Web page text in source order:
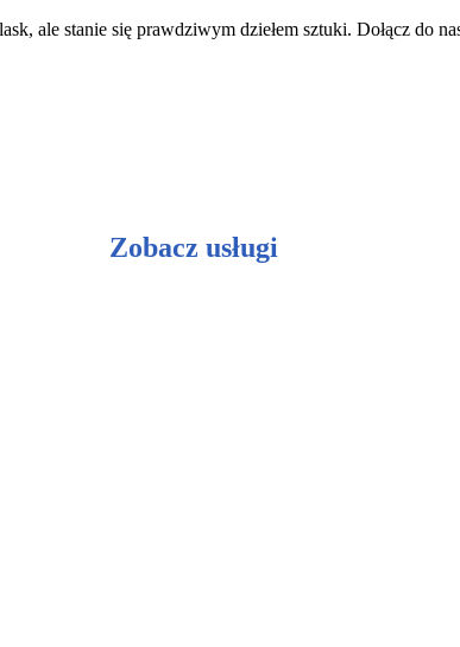
ale stanie się prawdziwym dziełem sztuki. Dołącz do
Zobacz usługi